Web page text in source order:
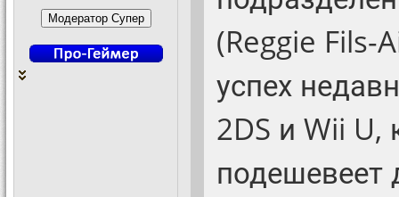
(Reggie Fils-
успех
2DS и Wii U,
подешевеет